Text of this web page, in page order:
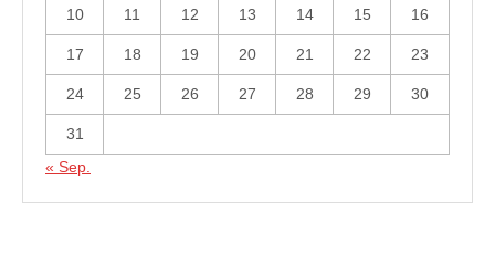
10 11 12 13 14 15 16
17 18 19 20 21 22 23
24 25 26 27 28 29 30
31
« Sep.